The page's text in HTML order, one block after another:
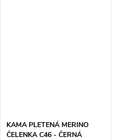
KAMA PLETENÁ MERINO
ČELENKA C46 - ČERNÁ